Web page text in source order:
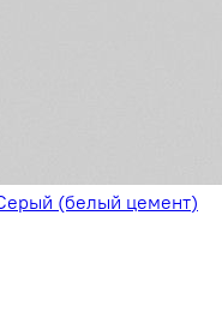
(белый цемент)